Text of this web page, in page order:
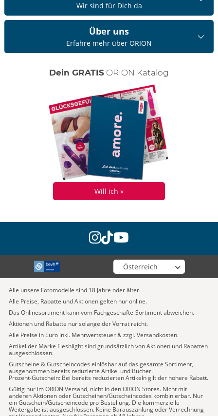
Wir sind für Dich da
Über uns
Erfahre mehr über ORION
Dein GRATIS ORION Katalog
Will ich »
instagram
tiktok
youtube
Wähle deinen Shop
Alle unsere Fotomodelle sind 18 Jahre oder älter.
Alle Preise, Rabatte und Aktionen gelten nur online.
Das Onlinesortiment kann vom Fachgeschäfte-Sortiment abweichen.
Aktionen und Rabatte nur solange der Vorrat reicht.
Alle Preise in Euro inkl. Mehrwertsteuer & zzgl. Versandkosten.
Artikel der Marke Fleshlight sind grundsätzlich von Aktionen und Rabatten
ausgeschlossen.
Gutscheine & Gutscheincodes einlösbar auf das gesamte Sortiment,
ausgenommen bereits reduzierte Artikel und Bücher.
Prozent-Gutschein: Bei bereits reduzierten Artikeln gilt der höhere Rabatt.
Gültig nur im ORION Versand, nicht in den ORION Stores. Nicht mit
anderen Aktionen oder Gutscheinen/Gutscheincodes kombinierbar. Nur
ein Gutschein/Gutscheincode pro Bestellung. Die kommerzielle
Weitergabe ist ausgeschlossen. Keine Barauszahlung oder Verrechnung